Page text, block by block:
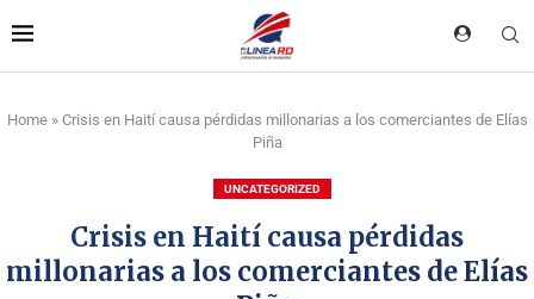
Home» Crisis en Haití causa pérdidas millonarias a los comerciantes de Elías
Piña
UNCATEGORIZED
Crisis en Haití causa pérdidas
millonarias a los comerciantes de Elías